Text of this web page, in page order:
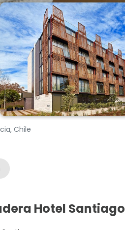
Chile
Hotel Santiago